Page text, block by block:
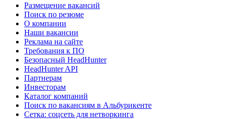
Размещение вакансий
Поиск по резюме
О компании
Наши вакансии
Реклама на сайте
Требования к ПО
Безопасный HeadHunter
HeadHunter API
Партнерам
Инвесторам
Каталог компаний
Поиск по вакансиям в Альбурикенте
Сетка: соцсеть для нетворкинга